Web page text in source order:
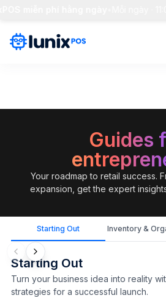
Guides
Your roadmap to retail success.
expansion, get the expert
Starting Out Inventory &
Starting Out
Turn your business idea into reality
strategies for a successful launch.